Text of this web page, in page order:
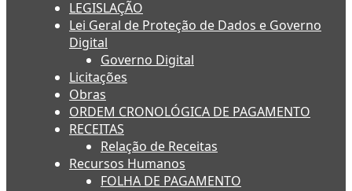
LEGISLAÇÃO
Lei Geral de Proteção de Dados e Governo
Digital
Governo Digital
Licitações
Obras
ORDEM CRONOLÓGICA DE PAGAMENTO
RECEITAS
Relação de Receitas
Recursos Humanos
FOLHA DE PAGAMENTO